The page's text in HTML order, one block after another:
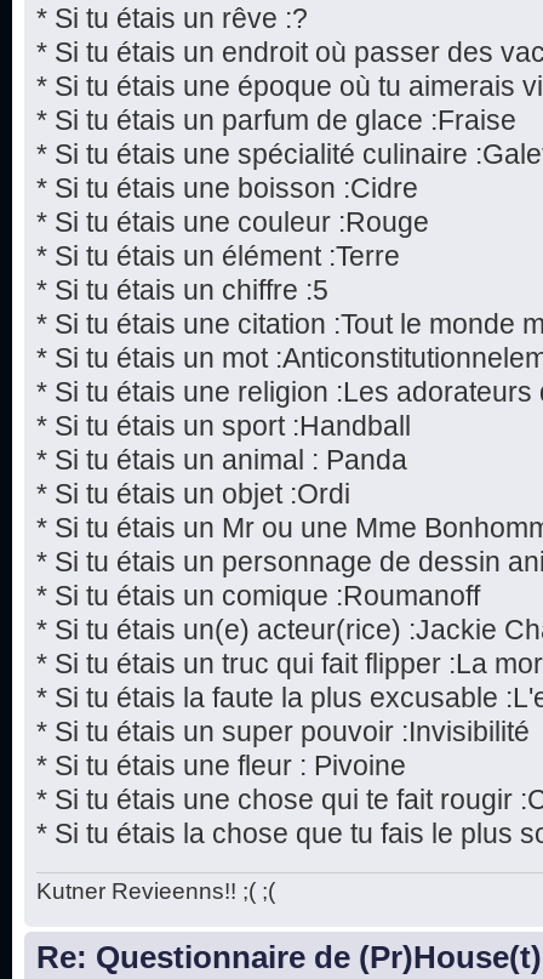
* Si tu étais un rêve :?
* Si tu étais un endroit où passer des
* Si tu étais une époque où tu aimerais
* Si tu étais un parfum de glace :Fraise
* Si tu étais une spécialité culinaire
* Si tu étais une boisson :Cidre
* Si tu étais une couleur :Rouge
* Si tu étais un élément :Terre
* Si tu étais un chiffre :5
* Si tu étais une citation :Tout le monde
* Si tu étais un mot
* Si tu étais une religion :Les adorateurs
* Si tu étais un sport :Handball
* Si tu étais un animal : Panda
* Si tu étais un objet :Ordi
* Si tu étais un Mr ou une Mme
* Si tu étais un personnage de dessin
* Si tu étais un comique :Roumanoff
* Si tu étais un(e) acteur(rice) :Jackie
* Si tu étais un truc qui fait flipper :La
* Si tu étais la faute la plus excusable
* Si tu étais un super pouvoir :Invisibilité
* Si tu étais une fleur : Pivoine
* Si tu étais une chose qui te fait rougir
* Si tu étais la chose que tu fais le plus
Kutner Revieenns!! ;( ;(
Re: Questionnaire de (Pr)House(t)